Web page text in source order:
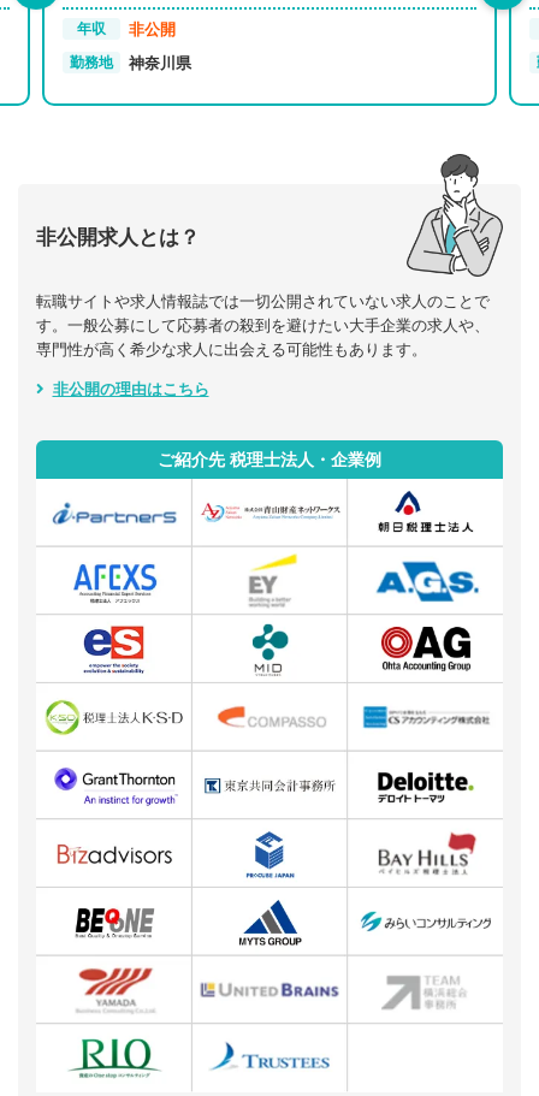
年収 非公開
勤務地 神奈川県
非公開求人とは？
転職サイトや求人情報誌では一切公開されていない求人のことで
す。一般公募にして応募者の殺到を避けたい大手企業の求人や、
専門性が高く希少な求人に出会える可能性もあります。
非公開の理由はこちら
ご紹介先 税理士法人・企業例